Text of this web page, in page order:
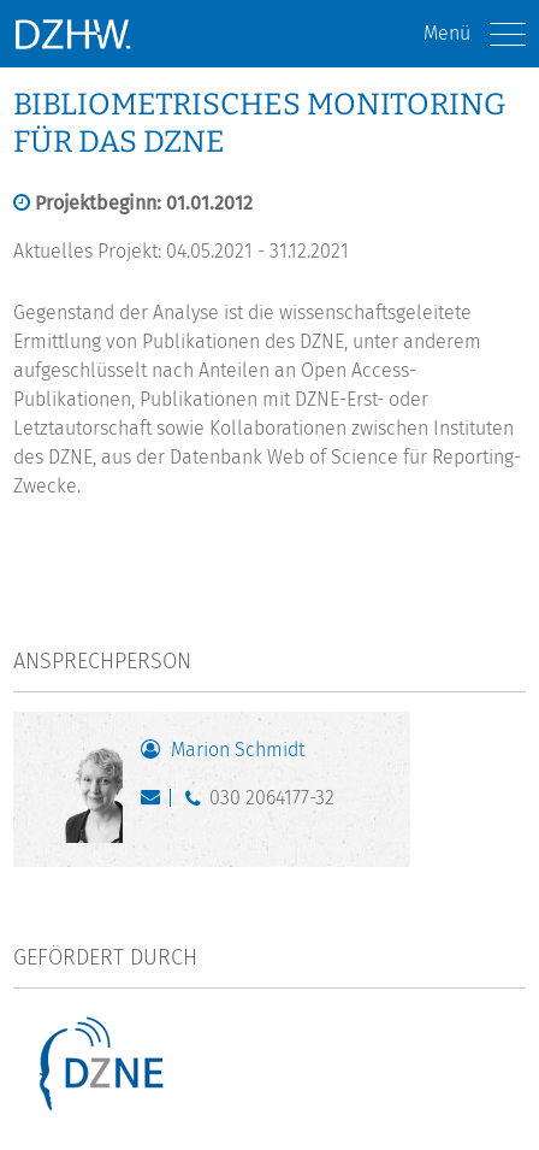
Menü
BIBLIOMETRISCHES MONITORING
FÜR DAS DZNE
Projektbeginn: 01.01.2012
Aktuelles Projekt: 04.05.2021 - 31.12.2021
Gegenstand der Analyse ist die wissenschaftsgeleitete
Ermittlung von Publikationen des DZNE, unter anderem
aufgeschlüsselt nach Anteilen an Open Access-
Publikationen, Publikationen mit DZNE-Erst- oder
Letztautorschaft sowie Kollaborationen zwischen Instituten
des DZNE, aus der Datenbank Web of Science für Reporting-
Zwecke.
ANSPRECHPERSON
Marion Schmidt
030 2064177-32
GEFÖRDERT DURCH